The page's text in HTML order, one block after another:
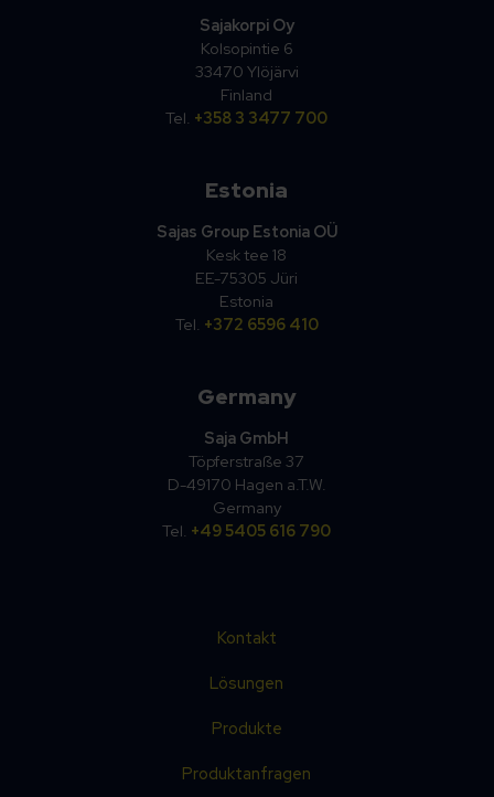
Sajakorpi Oy
Kolsopintie 6
33470 Ylöjärvi
Finland
Tel. +358 3 3477 700
Estonia
Sajas Group Estonia OÜ
Kesk tee 18
EE-75305 Jüri
Estonia
Tel. +372 6596 410
Germany
Saja GmbH
Töpferstraße 37
D-49170 Hagen a.T.W.
Germany
Tel. +49 5405 616 790
Kontakt
Lösungen
Produkte
Produktanfragen